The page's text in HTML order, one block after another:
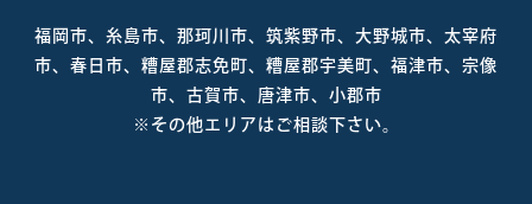
福岡市、糸島市、那珂川市、筑紫野市、大野城市、太宰府
市、春日市、糟屋郡志免町、糟屋郡宇美町、福津市、宗像
市、古賀市、唐津市、小郡市
※その他エリアはご相談下さい。